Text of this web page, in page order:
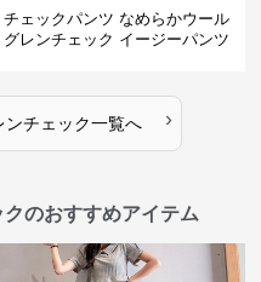
チェックパンツ なめらかウール
グレンチェック イージーパンツ
ンチェック一覧へ ›
のおすすめアイテム